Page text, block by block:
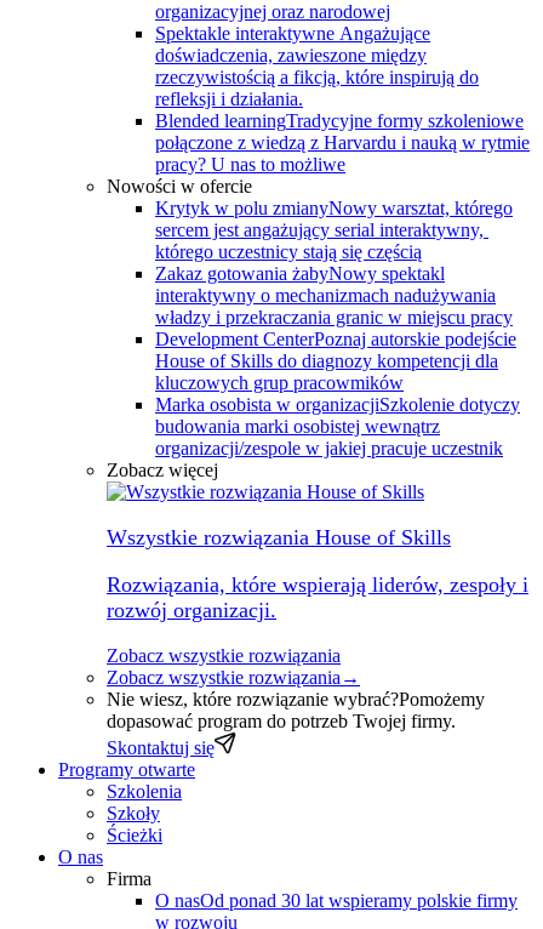
organizacyjnej oraz narodowej
Spektakle interaktywne Angażujące
doświadczenia, zawieszone między
rzeczywistością a fikcją, które inspirują do
refleksji i działania.
Blended learningTradycyjne formy szkoleniowe
połączone z wiedzą z Harvardu i nauką w rytmie
pracy? U nas to możliwe
Nowości w ofercie
Krytyk w polu zmianyNowy warsztat, którego
sercem jest angażujący serial interaktywny, ​
którego uczestnicy stają się częścią
Zakaz gotowania żabyNowy spektakl
interaktywny o mechanizmach nadużywania
władzy i przekraczania granic w miejscu pracy
Development CenterPoznaj autorskie podejście
House of Skills do diagnozy kompetencji dla
kluczowych grup pracowmików
Marka osobista w organizacjiSzkolenie dotyczy
budowania marki osobistej wewnątrz
organizacji/zespole w jakiej pracuje uczestnik
Zobacz więcej
Wszystkie rozwiązania House of Skills
Rozwiązania, które wspierają liderów, zespoły i
rozwój organizacji.
Zobacz wszystkie rozwiązania
Zobacz wszystkie rozwiązania →
Nie wiesz, które rozwiązanie wybrać?Pomożemy
dopasować program do potrzeb Twojej firmy.
Skontaktuj się
Programy otwarte
Szkolenia
Szkoły
Ścieżki
O nas
Firma
O nasOd ponad 30 lat wspieramy polskie firmy
w rozwoju